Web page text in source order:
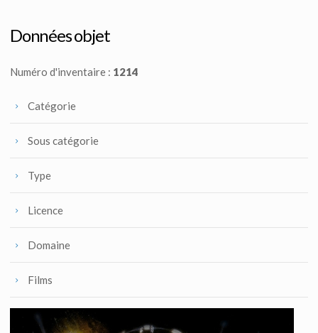
Réplique sous licence
Données objet
Numéro d'inventaire : 1214
Catégorie
Sous catégorie
Type
Licence
Domaine
Films